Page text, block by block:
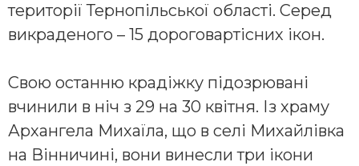
території Тернопільської області. Серед
викраденого – 15 дороговартісних ікон.
Свою останню крадіжку підозрювані
вчинили в ніч з 29 на 30 квітня. Із храму
Архангела Михаїла, що в селі Михайлівка
на Вінничині, вони винесли три ікони